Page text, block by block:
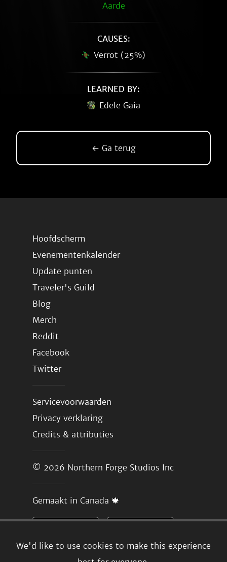
We'd like to use cookies to make this experience
Aarde
CAUSES:
Verrot (25%)
LEARNED BY:
Edele Gaia
← Ga terug
Hoofdscherm
Evenementenkalender
Update punten
Traveler's Guild
Blog
Merch
Reddit
Facebook
Twitter
Servicevoorwaarden
Privacy verklaring
Credits & attributies
© 2026 Northern Forge Studios Inc
Gemaakt in Canada 🍁